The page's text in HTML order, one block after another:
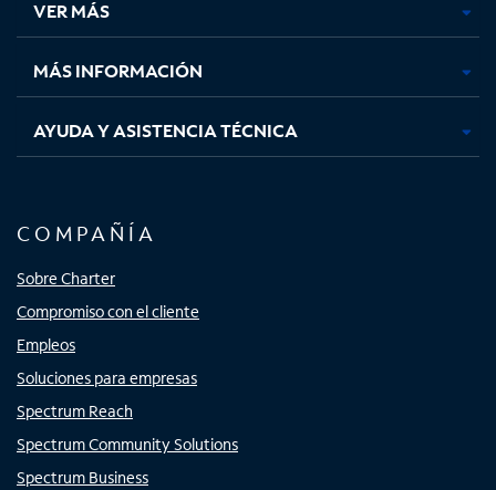
pestaña
nueva
pestaña
nueva
pestaña
nuevanueva
VER MÁS
MÁS INFORMACIÓN
AYUDA Y ASISTENCIA TÉCNICA
COMPAÑÍA
Sobre Charter
Compromiso con el cliente
Empleos
Soluciones para empresas
Spectrum Reach
Spectrum Community Solutions
Spectrum Business